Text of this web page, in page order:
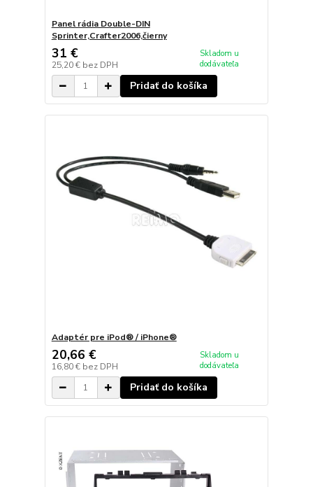
Panel rádia Double-DIN
Sprinter,Crafter2006,čierny
31 €
25,20 € bez DPH
Skladom u
dodávateľa
Pridať do košíka
Adaptér pre iPod® / iPhone®
20,66 €
16,80 € bez DPH
Skladom u
dodávateľa
Pridať do košíka